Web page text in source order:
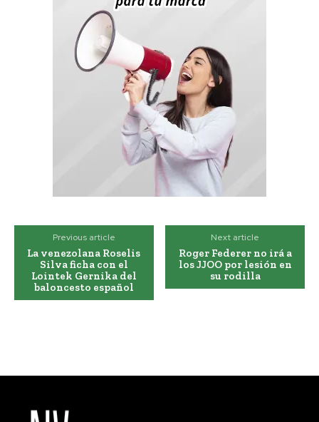
Previous article
La venezolana Roselis
Silva ficha con el
Lointek Gernika del
baloncesto español
Next article
Roger Federer no irá a
los JJOO por lesión en
su rodilla